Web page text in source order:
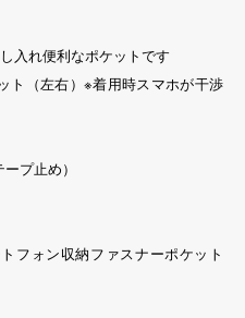
入れ便利なポケットです
ト（左右）※着用時スマホが干渉
プ止め）
フォン収納ファスナーポケット